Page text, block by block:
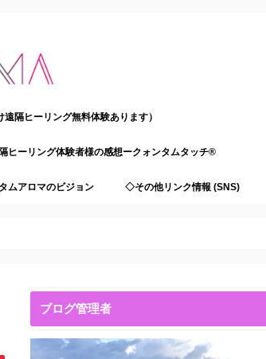
隔ヒーリング無料体験あります）
ヒーリング体験者様の感想ークォンタムタッチ®
ムアロマのビジョン ◇その他リンク情報 (SNS)
ブログ管理者